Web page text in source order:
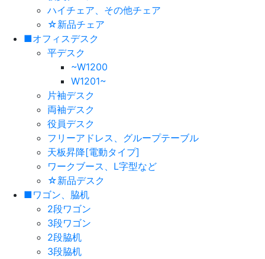
ハイチェア、その他チェア
☆新品チェア
■オフィスデスク
平デスク
~W1200
W1201~
片袖デスク
両袖デスク
役員デスク
フリーアドレス、グループテーブル
天板昇降[電動タイプ]
ワークブース、L字型など
☆新品デスク
■ワゴン、脇机
2段ワゴン
3段ワゴン
2段脇机
3段脇机